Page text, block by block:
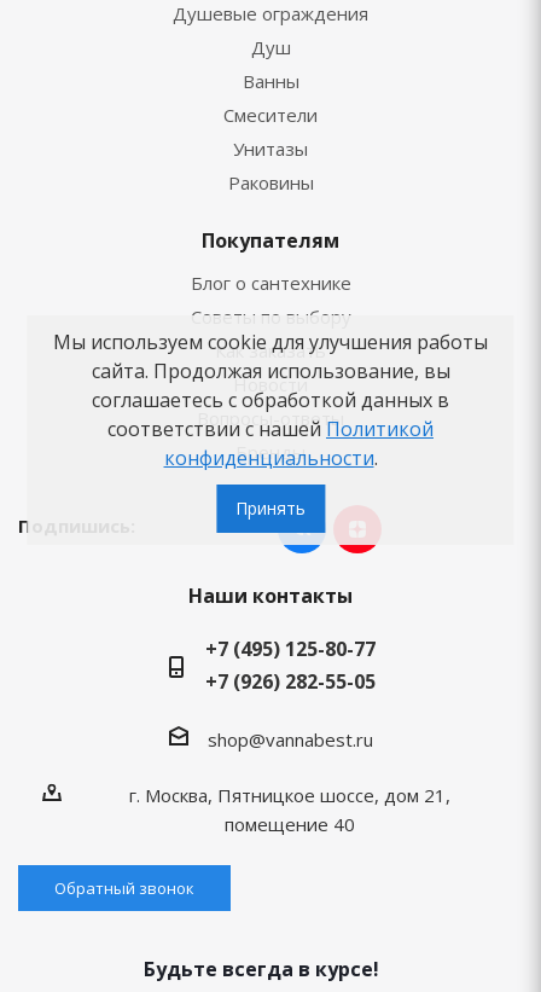
Душевые ограждения
Душ
Ванны
Смесители
Унитазы
Раковины
Покупателям
Блог о сантехнике
Советы по выбору
Как заказать
Новости
Вопросы-ответы
Бренды
Подпишись:
Наши контакты
+7 (495) 125-80-77
+7 (926) 282-55-05
shop@vannabest.ru
г. Москва, Пятницкое шоссе, дом 21,
помещение 40
Обратный звонок
Будьте всегда в курсе!
Мы используем cookie для улучшения работы
сайта. Продолжая использование, вы
соглашаетесь с обработкой данных в
соответствии с нашей Политикой
конфиденциальности.
Принять